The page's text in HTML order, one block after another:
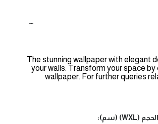
The stunning wallpaper with elegant
your walls. Transform your space
wallpaper. For further queries
الحجم (WXL) (سم):